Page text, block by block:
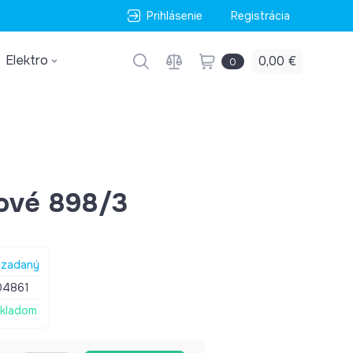
Prihlásenie Registrácia
Elektro 0 0,00 €
898/3